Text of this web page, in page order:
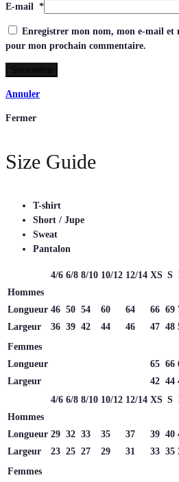
E-mail *
Enregistrer mon nom, mon e-mail et
pour mon prochain commentaire.
Annuler
Fermer
Size Guide
T-shirt
Short / Jupe
Sweat
Pantalon
4/6 6/8 8/10 10/12 12/14 XS S
Hommes
Longueur 46 50 54 60 64 66 69
Largeur
36 39 42 44 46 47 48
Femmes
Longueur
65 66
Largeur
42 44
4/6 6/8 8/10 10/12 12/14 XS S
Hommes
Longueur 29 32 33 35 37 39 40
Largeur
23 25 27 29 31 33 35
Femmes